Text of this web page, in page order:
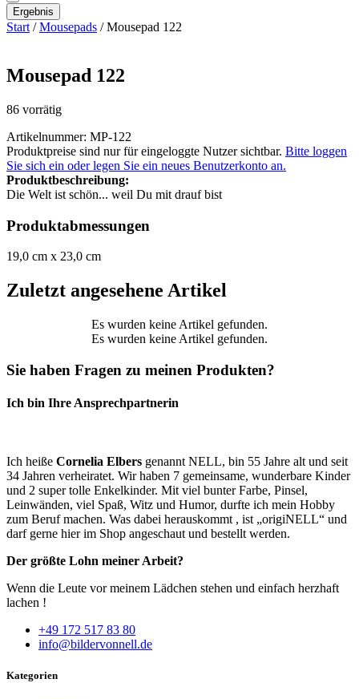
Ergebnis
Start /Mousepads / Mousepad 122
Mousepad 122
86 vorrätig
Artikelnummer: MP-122
Produktpreise sind nur für eingeloggte Nutzer sichtbar. Bitte loggen
Sie sich ein oder legen Sie ein neues Benutzerkonto an.
Produktbeschreibung:
Die Welt ist schön... weil Du mit drauf bist
Produktabmessungen
19,0 cm x 23,0 cm
Zuletzt angesehene Artikel
Es wurden keine Artikel gefunden.
Es wurden keine Artikel gefunden.
Sie haben Fragen zu meinen Produkten?
Ich bin Ihre Ansprechpartnerin
Ich heiße Cornelia Elbers genannt NELL, bin 55 Jahre alt und seit
34 Jahren verheiratet. Wir haben 7 gemeinsame, wunderbare Kinder
und 2 super tolle Enkelkinder. Mit viel bunter Farbe, Pinsel,
Leinwänden, viel Spaß, Witz und Humor, durfte ich mein Hobby
zum Beruf machen. Was dabei herauskommt , ist „origiNELL“ und
darf gerne hier im Shop angeschaut und bestellt werden.
Der größte Lohn meiner Arbeit?
Wenn die Leute vor meinem Lädchen stehen und einfach herzhaft
lachen !
+49 172 517 83 80
info@bildervonnell.de
Kategorien